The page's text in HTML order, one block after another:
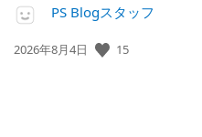
PS Blogスタッフ
公
2026年8月4日 15